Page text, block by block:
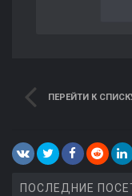
ПЕРЕЙТИ К
ПОСЛЕДНИЕ